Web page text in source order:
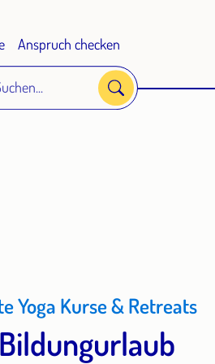
Anspruch checken
Yoga Kurse & Retreats